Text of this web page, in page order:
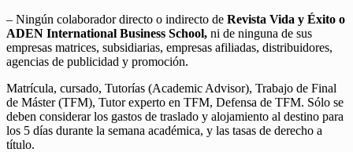
– Ningún colaborador directo o indirecto de Revista Vida y Éxito o
ADEN International Business School, ni de ninguna de sus
empresas matrices, subsidiarias, empresas afiliadas, distribuidores,
agencias de publicidad y promoción.
Matrícula, cursado, Tutorías (Academic Advisor), Trabajo de Final
de Máster (TFM), Tutor experto en TFM, Defensa de TFM. Sólo se
deben considerar los gastos de traslado y alojamiento al destino para
los 5 días durante la semana académica, y las tasas de derecho a
título.